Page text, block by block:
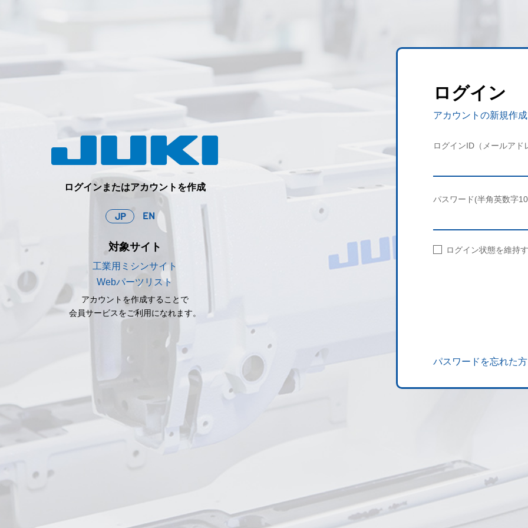
ログインまたはアカウントを作成
JP EN
対象サイト
工業用ミシンサイト
Webパーツリスト
アカウントを作成することで
会員サービスをご利用になれます。
ログイン
アカウントの新規作
ログインID（メールアド
パスワード(半角英数字
ログイン状態を維持
パスワードを忘れた